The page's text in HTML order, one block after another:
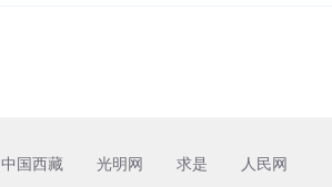
中国西藏 光明网 求是 人民网